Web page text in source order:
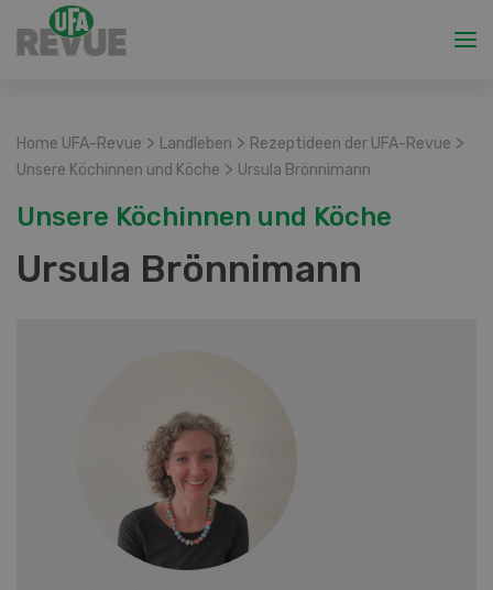
Home UFA-Revue > Landleben > Rezeptideen der UFA-Revue >
Unsere Köchinnen und Köche > Ursula Brönnimann
Unsere Köchinnen und Köche
Ursula Brönnimann